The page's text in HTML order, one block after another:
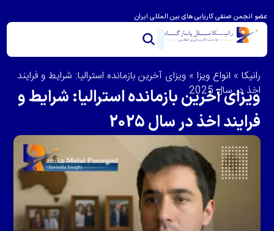
عضو انجمن صنفی کاریابی های بین المللی ایران
رانیکا » انواع ویزا »ویزای آخرین بازمانده استرالیا: شرایط و فرایند
اخذ در سال 2025
ویزای آخرین بازمانده استرالیا: شرایط و
فرایند اخذ در سال 2025